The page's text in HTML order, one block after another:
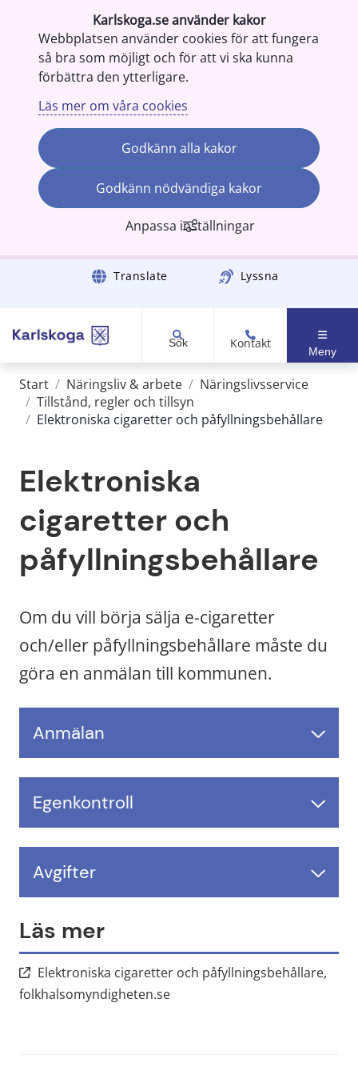
Karlskoga.se använder kakor
Webbplatsen använder cookies för att fungera
så bra som möjligt och för att vi ska kunna
förbättra den ytterligare.
Läs mer om våra cookies
Godkänn alla kakor
Godkänn nödvändiga kakor
Anpassa inställningar
Gå till innehåll Translate Lyssna
Sök Kontakt
Meny
Start / Näringsliv & arbete / Näringslivsservice
/ Tillstånd, regler och tillsyn
/ Elektroniska cigaretter och påfyllningsbehållare
Elektroniska
cigaretter och
påfyllningsbehållare
Om du vill börja sälja e-cigaretter
och/eller påfyllningsbehållare måste du
göra en anmälan till kommunen.
Anmälan
Egenkontroll
Avgifter
Läs mer
Elektroniska cigaretter och påfyllningsbehållare,
folkhalsomyndigheten.seLänk till annan webbplats,